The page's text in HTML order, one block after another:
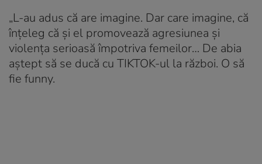
„L-au adus că are imagine. Dar care imagine, că
înțeleg că și el promovează agresiunea și
violența serioasă împotriva femeilor… De abia
aștept să se ducă cu TIKTOK-ul la război. O să
fie funny.